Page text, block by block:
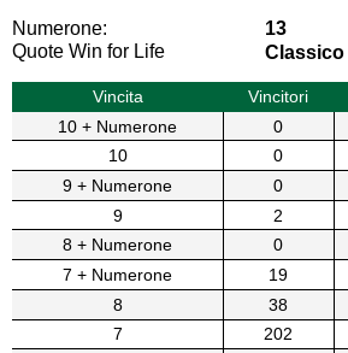
Numerone:
13
Quote Win for Life
Classico
Vincita Vincitori
10 + Numerone
0
10
0
9 + Numerone
0
9
2
8 + Numerone
0
7 + Numerone
19
8
38
7
202